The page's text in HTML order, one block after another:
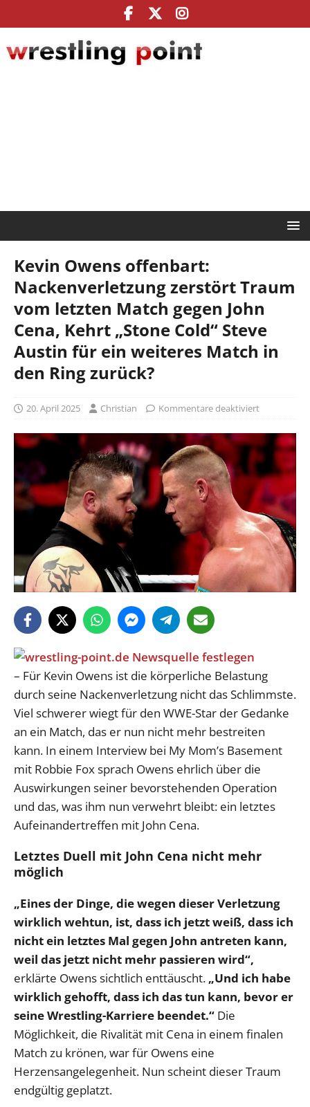
Kevin Owens offenbart:
Nackenverletzung zerstört Traum
vom letzten Match gegen John
Cena, Kehrt „Stone Cold“ Steve
Austin für ein weiteres Match in
den Ring zurück?
20. April 2025 Christian Kommentare deaktiviert
– Für Kevin Owens ist die körperliche Belastung
durch seine Nackenverletzung nicht das Schlimmste.
Viel schwerer wiegt für den WWE-Star der Gedanke
an ein Match, das er nun nicht mehr bestreiten
kann. In einem Interview bei My Mom’s Basement
mit Robbie Fox sprach Owens ehrlich über die
Auswirkungen seiner bevorstehenden Operation
und das, was ihm nun verwehrt bleibt: ein letztes
Aufeinandertreffen mit John Cena.
Letztes Duell mit John Cena nicht mehr
möglich
„Eines der Dinge, die wegen dieser Verletzung
wirklich wehtun, ist, dass ich jetzt weiß, dass ich
nicht ein letztes Mal gegen John antreten kann,
weil das jetzt nicht mehr passieren wird“,
erklärte Owens sichtlich enttäuscht. „Und ich habe
wirklich gehofft, dass ich das tun kann, bevor er
seine Wrestling-Karriere beendet.“ Die
Möglichkeit, die Rivalität mit Cena in einem finalen
Match zu krönen, war für Owens eine
Herzensangelegenheit. Nun scheint dieser Traum
endgültig geplatzt.